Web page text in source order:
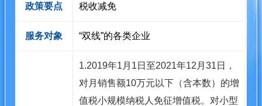
政策要点 税收减免
服务对象 “双线”的各类企业
1.2019年1月1日至2021年12月31日，
对月销售额10万元以下（含本数）的增
值税小规模纳税人免征增值税。对小型